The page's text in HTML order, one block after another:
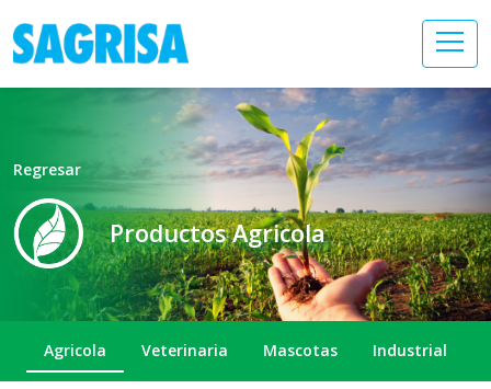
Regresar
Productos Agricola
Agricola Veterinaria Mascotas Industrial